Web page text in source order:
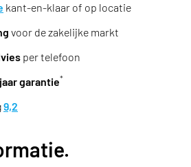
kant-en-klaar of op locatie
voor de zakelijke markt
per telefoon
garantie*
9,2